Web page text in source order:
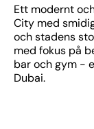
Ett modernt
City med
och stadens
med fokus på
bar och gym -
Dubai.